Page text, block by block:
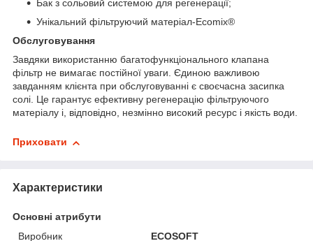
Бак з сольовий системою для регенерації;
Унікальний фільтруючий матеріал-Ecomix®
Обслуговування
Завдяки використанню багатофункціонального клапана
фільтр не вимагає постійної уваги. Єдиною важливою
завданням клієнта при обслуговуванні є своєчасна засипка
солі. Це гарантує ефективну регенерацію фільтруючого
матеріалу і, відповідно, незмінно високий ресурс і якість води.
Приховати
Характеристики
Основні атрибути
Виробник
ECOSOFT